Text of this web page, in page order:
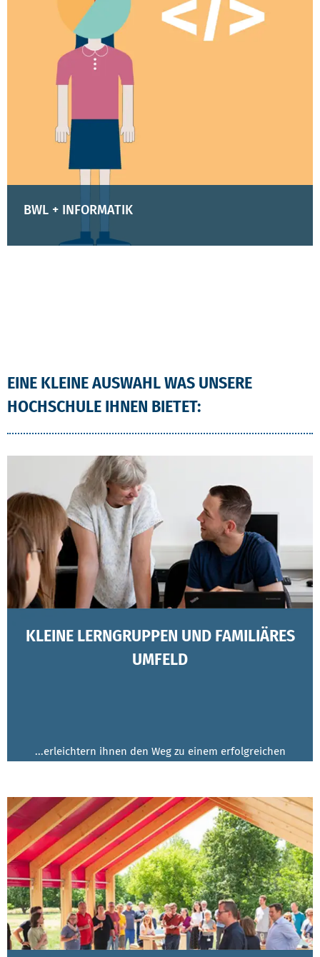
BWL + INFORMATIK
EINE KLEINE AUSWAHL WAS UNSERE
HOCHSCHULE IHNEN BIETET:
KLEINE LERNGRUPPEN UND FAMILIÄRES
UMFELD
...erleichtern ihnen den Weg zu einem erfolgreichen